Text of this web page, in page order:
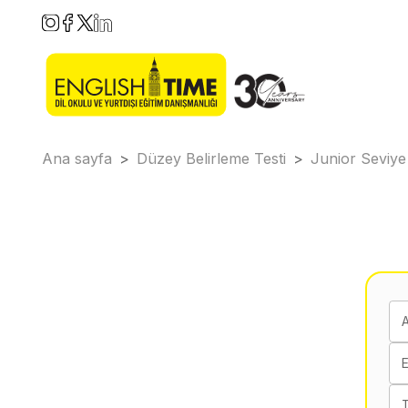
Ana sayfa > Düzey Belirleme Testi > Junior Seviye